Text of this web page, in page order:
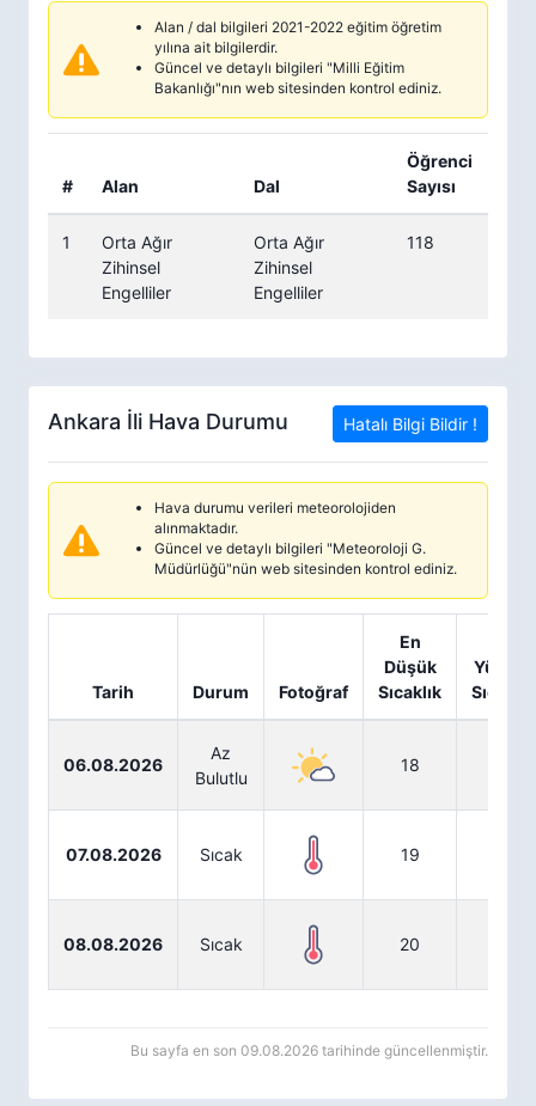
Alan / dal bilgileri 2021-2022 eğitim öğretim
yılına ait bilgilerdir.
Güncel ve detaylı bilgileri "Milli Eğitim
Bakanlığı"nın web sitesinden kontrol ediniz.
# Alan Dal
Öğrenci
Sayısı
1
Orta Ağır
Zihinsel
Engelliler
Orta Ağır
Zihinsel
Engelliler
118
Ankara İli Hava Durumu Hatalı Bilgi Bildir !
Hava durumu verileri meteorolojiden
alınmaktadır.
Güncel ve detaylı bilgileri "Meteoroloji G.
Müdürlüğü"nün web sitesinden kontrol ediniz.
Tarih Durum Fotoğraf
En
Düşük
Sıcaklık
Yüksek
Sıcaklık
06.08.2026
Az
Bulutlu
18
07.08.2026 Sıcak 19
08.08.2026 Sıcak 20
Bu sayfa en son 09.08.2026 tarihinde güncellenmiştir.